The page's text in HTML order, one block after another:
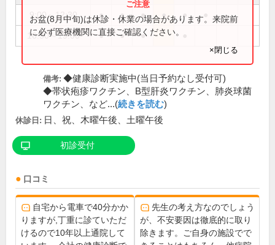
9:00～12:30 ● ● ● ● ●
16:30～19:00 ● ● ●
お盆(8月中旬)は休診・休業の場合があります。来院前
に必ず医療機関に直接ご確認ください。
×閉じる
備考: ◆健康診断実施中(当日予約なし受付可)
◆帯状疱疹ワクチン、B型肝炎ワクチン、肺炎球菌
ワクチン、など...(続きを読む)
休診日: 日、祝、木曜午後、土曜午後
初診受付
口コミ
自宅から電車で40分かか
りますが,丁重に診ていただ
けるので10年以上通院して
先生の考え方なのでしょう
が、不安要因は徹底的に取り
除きます。ご自身の施設でで